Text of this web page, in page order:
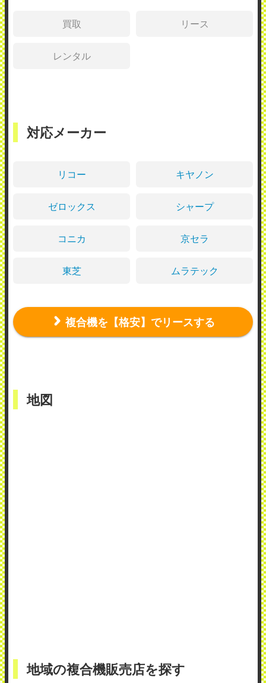
買取 リース
レンタル
対応メーカー
リコー キヤノン
ゼロックス シャープ
コニカ 京セラ
東芝 ムラテック
複合機を【格安】でリースする
地図
地域の複合機販売店を探す